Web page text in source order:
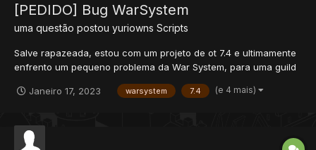
[PEDIDO] Bug WarSystem
uma questão postou yuriowns Scripts
Salve rapazeada, estou com um projeto de ot 7.4 e ultimamente
enfrento um pequeno problema da War System, para uma guild
War o servidor crasha, não consigo ver que erro está dando,
Janeiro 17, 2023 warsystem 7.4 (e 4 mais)